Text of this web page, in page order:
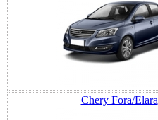
Chery Fora/Elara